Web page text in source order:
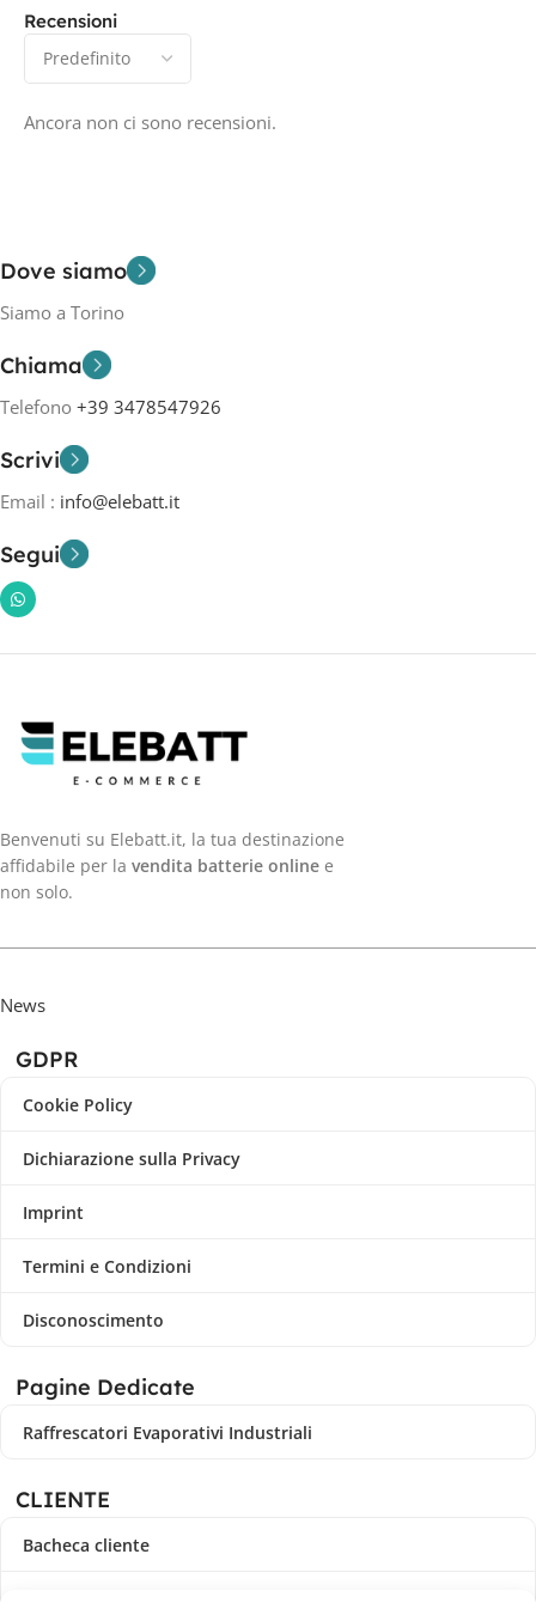
Recensioni
Ancora non ci sono recensioni.
Dove siamo
Siamo a Torino
Chiama
Telefono +39 3478547926
Scrivi
Email : info@elebatt.it
Segui
Benvenuti su Elebatt.it, la tua destinazione
affidabile per la vendita batterie online e
non solo.
News
GDPR
Cookie Policy
Dichiarazione sulla Privacy
Imprint
Termini e Condizioni
Disconoscimento
Pagine Dedicate
Raffrescatori Evaporativi Industriali
CLIENTE
Bacheca cliente